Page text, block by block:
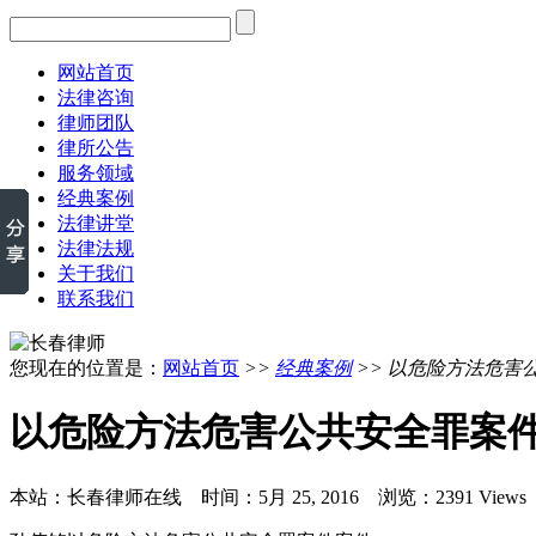
网站首页
法律咨询
律师团队
律所公告
服务领域
经典案例
法律讲堂
法律法规
关于我们
联系我们
您现在的位置是： 网站首页 >> 经典案例>> 以危险方法危害
以危险方法危害公共安全罪案
本站：长春律师在线 时间：5月 25, 2016 浏览：2391 Views